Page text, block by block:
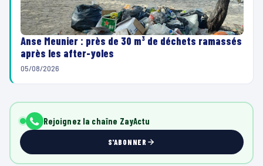
Anse Meunier : près de 30 m³ de déchets ramassés
après les after-yoles
05/08/2026
Rejoignez la chaîne ZayActu
S'ABONNER